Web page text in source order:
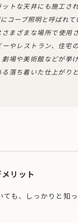
ットな天井にも施工さ
コーブ照明と呼ばれて
まざまな場所で使用さ
ーやレストラン、住宅
劇場や美術館などが挙
る落ち着いた仕上がり
リット
ても、しっかりと知